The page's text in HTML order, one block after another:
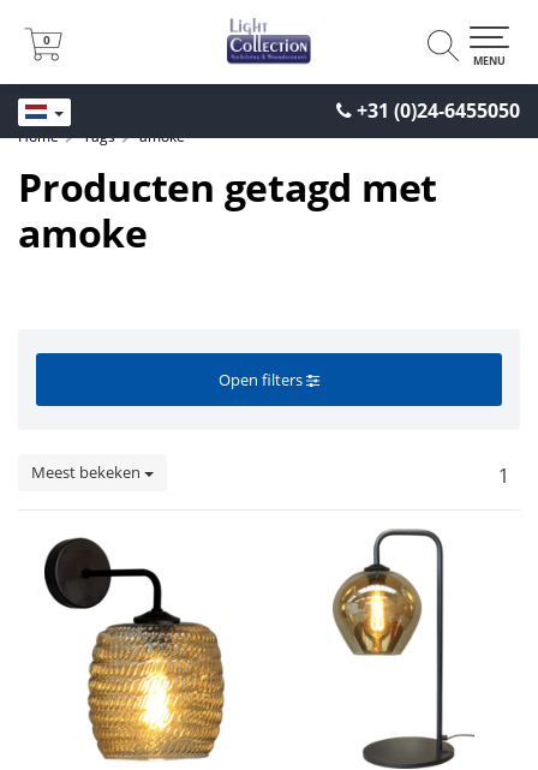
+31 (0)24-6455050
0
0
MENU
Home Tags amoke
Producten getagd met
amoke
Open filters
Meest bekeken 1